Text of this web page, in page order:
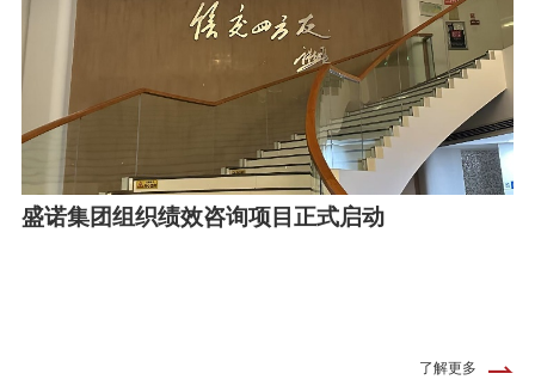
盛诺集团组织绩效咨询项目正式启动
了解更多